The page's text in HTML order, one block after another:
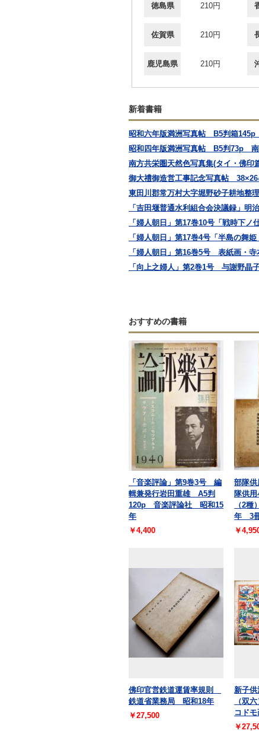
徳島県 210円
佐賀県 210円
鹿児島県 210円
新着書籍
昭和六年版満洲写真帖 B5判箱
昭和四年版満洲写真帖 B5判73p
南方共栄圏天然色写真集(タイ・佛
御大禮御造営工事記念写真帖
東田川郡常万村大字堀野砂子耕地
「吉田堰普通水利組合会決議録」
「婦人朝日」第17巻10号「戦時下
「婦人朝日」第17巻4号「半島の
「婦人朝日」第16巻5号 表紙画
「向上之婦人」第2巻1号 与謝野
おすすめの書籍
「音楽評論」第9巻3号 編
輯兼発行岩田重雄 A5判
120p 音楽評論社 昭和15
年
￥4,400
部隊
隊供用
（2
年 3
￥
佛印官営鉄道運賃率規則
鉄道省業務局 昭和18年
￥27,500
新子供
（双
コド
￥